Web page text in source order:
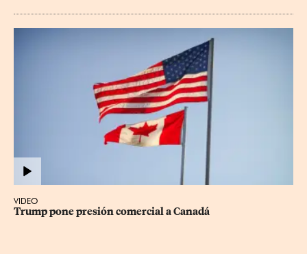
VIDEO
Trump pone presión comercial a Canadá